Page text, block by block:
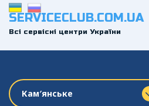
SERVICECLUB.COM.UA
Всі сервісні центри України
Кам′янське